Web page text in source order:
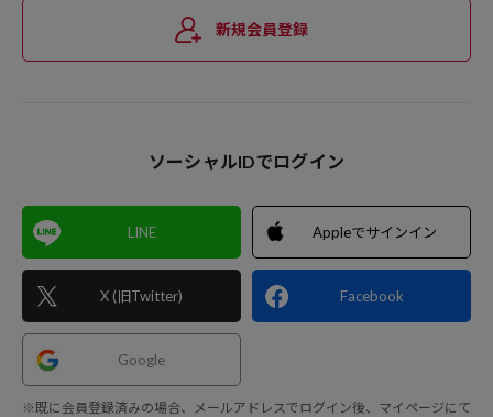
新規会員登録
ソーシャルIDでログイン
LINE
X (旧Twitter)
Appleでサインイン
Facebook
Google
※既に会員登録済みの場合、メールアドレスでログイン後、マイページにて